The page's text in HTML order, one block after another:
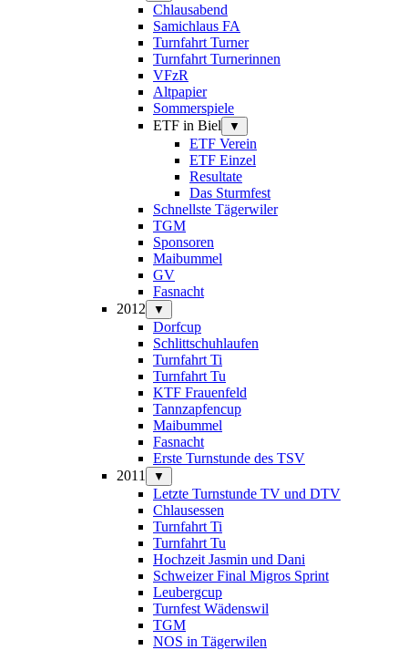
Chlausabend
Samichlaus FA
Turnfahrt Turner
Turnfahrt Turnerinnen
VFzR
Altpapier
Sommerspiele
ETF in Biel
▼
ETF Verein
ETF Einzel
Resultate
Das Sturmfest
Schnellste Tägerwiler
TGM
Sponsoren
Maibummel
GV
Fasnacht
2012
▼
Dorfcup
Schlittschuhlaufen
Turnfahrt Ti
Turnfahrt Tu
KTF Frauenfeld
Tannzapfencup
Maibummel
Fasnacht
Erste Turnstunde des TSV
2011
▼
Letzte Turnstunde TV und DTV
Chlausessen
Turnfahrt Ti
Turnfahrt Tu
Hochzeit Jasmin und Dani
Schweizer Final Migros Sprint
Leubergcup
Turnfest Wädenswil
TGM
NOS in Tägerwilen